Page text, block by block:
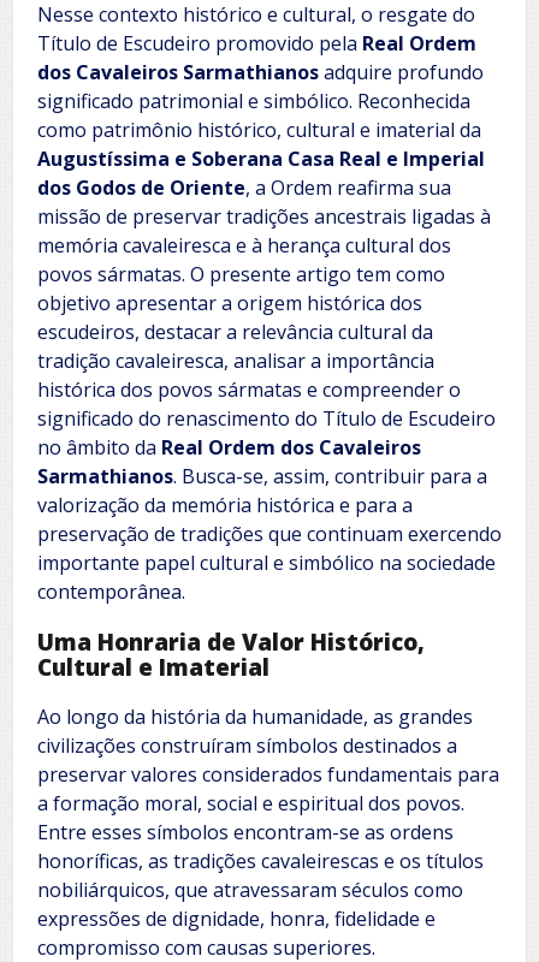
Nesse contexto histórico e cultural, o resgate do
Título de Escudeiro promovido pela Real Ordem
dos Cavaleiros Sarmathianosadquire profundo
significado patrimonial e simbólico. Reconhecida
como patrimônio histórico, cultural e imaterial da
Augustíssima e Soberana Casa Real e Imperial
dos Godos de Oriente, a Ordem reafirma sua
missão de preservar tradições ancestrais ligadas à
memória cavaleiresca e à herança cultural dos
povos sármatas. O presente artigo tem como
objetivo apresentar a origem histórica dos
escudeiros, destacar a relevância cultural da
tradição cavaleiresca, analisar a importância
histórica dos povos sármatas e compreender o
significado do renascimento do Título de Escudeiro
no âmbito da Real Ordem dos Cavaleiros
Sarmathianos. Busca-se, assim, contribuir para a
valorização da memória histórica e para a
preservação de tradições que continuam exercendo
importante papel cultural e simbólico na sociedade
contemporânea.
Uma Honraria de Valor Histórico,
Cultural e Imaterial
Ao longo da história da humanidade, as grandes
civilizações construíram símbolos destinados a
preservar valores considerados fundamentais para
a formação moral, social e espiritual dos povos.
Entre esses símbolos encontram-se as ordens
honoríficas, as tradições cavaleirescas e os títulos
nobiliárquicos, que atravessaram séculos como
expressões de dignidade, honra, fidelidade e
compromisso com causas superiores.